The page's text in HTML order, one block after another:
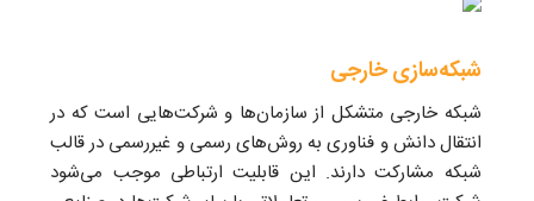
شبكه‌سازی خارجی
شبكه خارجی متشكل از سازمان‌ها و شركت‌هایی است كه در
انتقال دانش و فناوری به روش‌های رسمی و غيررسمی در قالب
شبكه مشاركت دارند. اين قابليت ارتباطی موجب می‌شود